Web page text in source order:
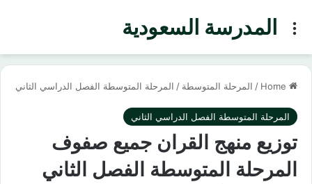
المدرسة السعوديةMenu
/ المرحلة المتوسطة / المرحلة المتوسطة الفصل الدراسي الثاني
المرحلة المتوسطة الفصل الدراسي الثاني
توزيع منهج القران جميع صفوف
المرحلة المتوسطة الفصل الثاني